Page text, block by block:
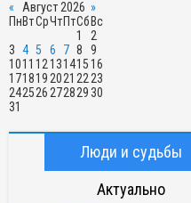
« Август 2026 »
ПнВтСрЧтПтСбВс
1
2
3 4 5 6 7 8
9
1011 1213141516
171819 2021 22 23
242526 27282930
31
Люди и судьбы
Актуально